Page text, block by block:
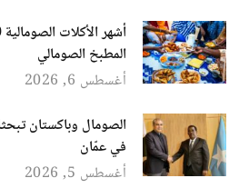
المطبخ الصومالي
أغسطس 6, 2026
الصومال وباكستان
في عمّان
أغسطس 5, 2026